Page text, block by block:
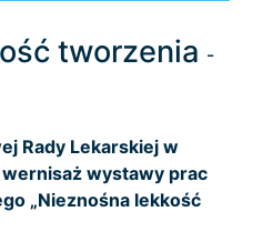
tworzenia -
Rady Lekarskiej w
wernisaż wystawy prac
„Nieznośna lekkość